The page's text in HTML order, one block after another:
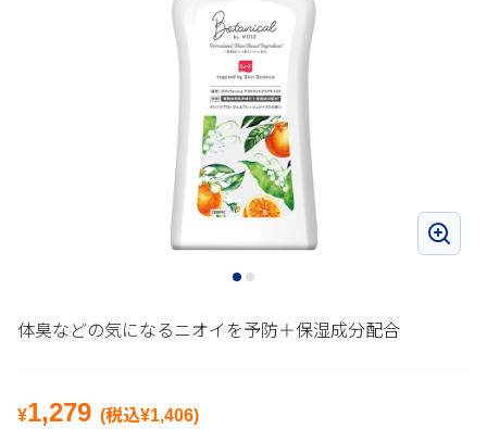
体臭などの気になるニオイを予防＋保湿成分配合
¥1,279 (税込¥1,406)